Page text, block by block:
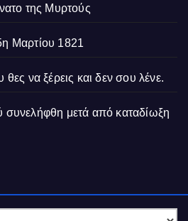
της Μυρτούς
Μαρτίου 1821
να ξέρεις και δεν σου λένε.
συνελήφθη μετά από καταδίωξη